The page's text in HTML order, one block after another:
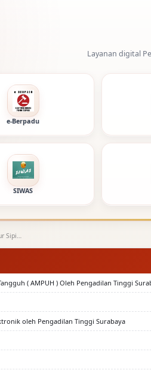
Layanan digital Pengadilan Negeri
e-Berpadu
SIWAS
Sosialisasi Indeks Profesionalitas Aparatur Sipil Negara (IP ASN)
( AMPUH ) Oleh Pengadilan Tinggi
oleh Pengadilan Tinggi Surabaya